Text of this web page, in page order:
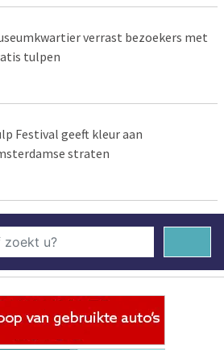
verrast bezoekers met
tulpen
Festival geeft kleur aan
straten